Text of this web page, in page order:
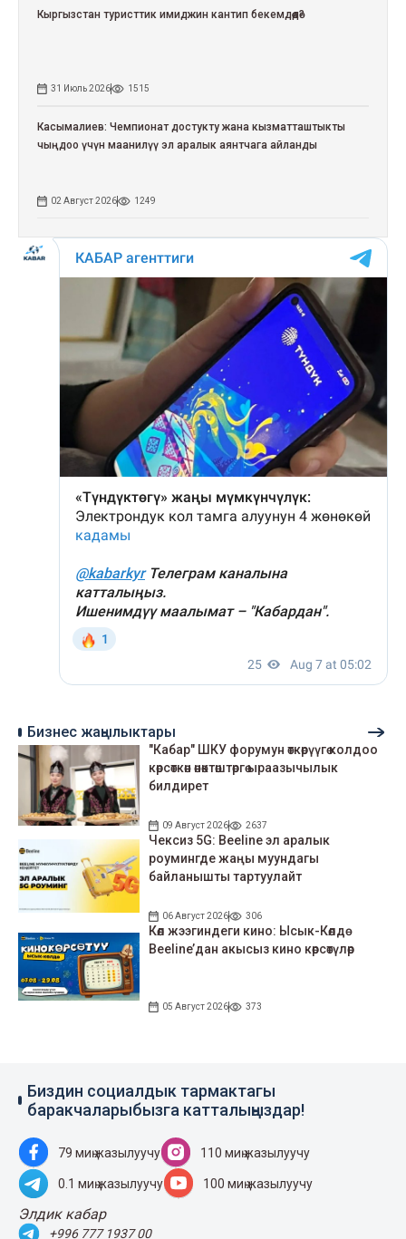
Кыргызстан туристтик имиджин кантип бекемдөөдө?
31 Июль 2026 1515
Касымалиев: Чемпионат достукту жана кызматташтыкты
чыңдоо үчүн маанилүү эл аралык аянтчага айланды
02 Август 2026 1249
Бизнес жаңылыктары
"Кабар" ШКУ форумун өткөрүүгө колдоо
көрсөткөн өнөктөштөргө ыраазычылык
билдирет
09 Август 2026 2637
Чексиз 5G: Beeline эл аралык
роумингде жаңы муундагы
байланышты тартуулайт
06 Август 2026 306
Көл жээгиндеги кино: Ысык-Көлдө
Beeline’дан акысыз кино көрсөтүлөр
05 Август 2026 373
Биздин социалдык тармактагы
баракчаларыбызга катталыңыздар!
79 миң жазылуучу 110 миң жазылуучу
0.1 миң жазылуучу 100 миң жазылуучу
Элдик кабар
+996 777 1937 00